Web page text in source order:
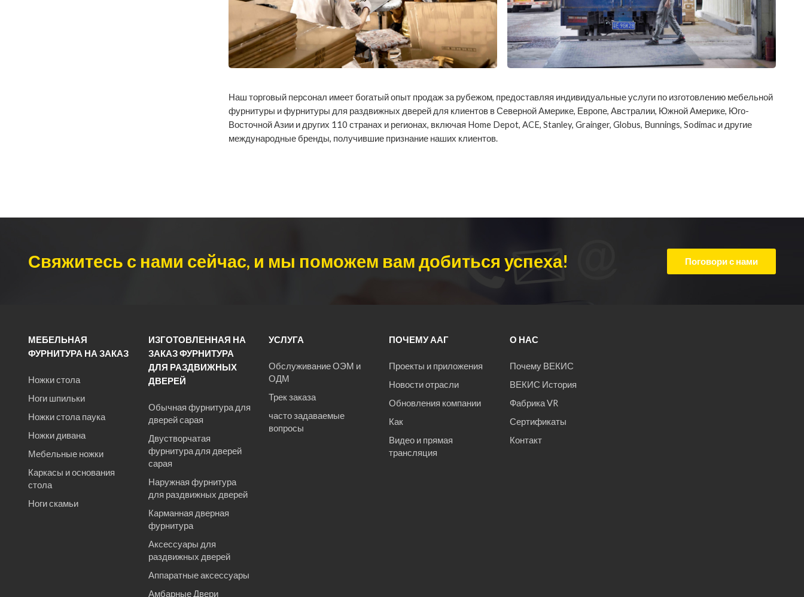
Наш торговый персонал имеет богатый опыт продаж за рубежом, предоставляя индивидуальные услуги по изготовлению мебельной
фурнитуры и фурнитуры для раздвижных дверей для клиентов в Северной Америке, Европе, Австралии, Южной Америке, Юго-
Восточной Азии и других 110 странах и регионах, включая Home Depot, ACE, Stanley, Grainger, Globus, Bunnings, Sodimac и другие
международные бренды, получившие признание наших клиентов.
Свяжитесь с нами сейчас, и мы поможем вам добиться успеха! Поговори с нами
МЕБЕЛЬНАЯ
ФУРНИТУРА НА ЗАКАЗ
Ножки стола
Ноги шпильки
Ножки стола паука
Ножки дивана
Мебельные ножки
Каркасы и основания
стола
Ноги скамьи
ИЗГОТОВЛЕННАЯ НА
ЗАКАЗ ФУРНИТУРА
ДЛЯ РАЗДВИЖНЫХ
ДВЕРЕЙ
Обычная фурнитура для
дверей сарая
Двустворчатая
фурнитура для дверей
сарая
Наружная фурнитура
для раздвижных дверей
Карманная дверная
фурнитура
Аксессуары для
раздвижных дверей
Аппаратные аксессуары
Амбарные Двери
УСЛУГА
Обслуживание ОЭМ и
ОДМ
Трек заказа
часто задаваемые
вопросы
ПОЧЕМУ ААГ
Проекты и приложения
Новости отрасли
Обновления компании
Как
Видео и прямая
трансляция
О НАС
Почему ВЕКИС
ВЕКИС История
Фабрика VR
Сертификаты
Контакт